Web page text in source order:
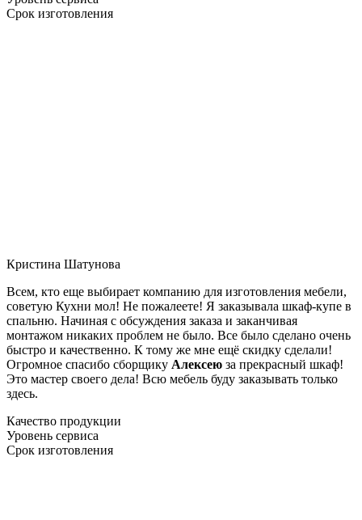
Срок изготовления
Кристина Шатунова
Всем, кто еще выбирает компанию для изготовления мебели,
советую Кухни мол! Не пожалеете! Я заказывала шкаф-купе в
спальню. Начиная с обсуждения заказа и заканчивая
монтажом никаких проблем не было. Все было сделано очень
быстро и качественно. К тому же мне ещё скидку сделали!
Огромное спасибо сборщику Алексею за прекрасный шкаф!
Это мастер своего дела! Всю мебель буду заказывать только
здесь.
Качество продукции
Уровень сервиса
Срок изготовления